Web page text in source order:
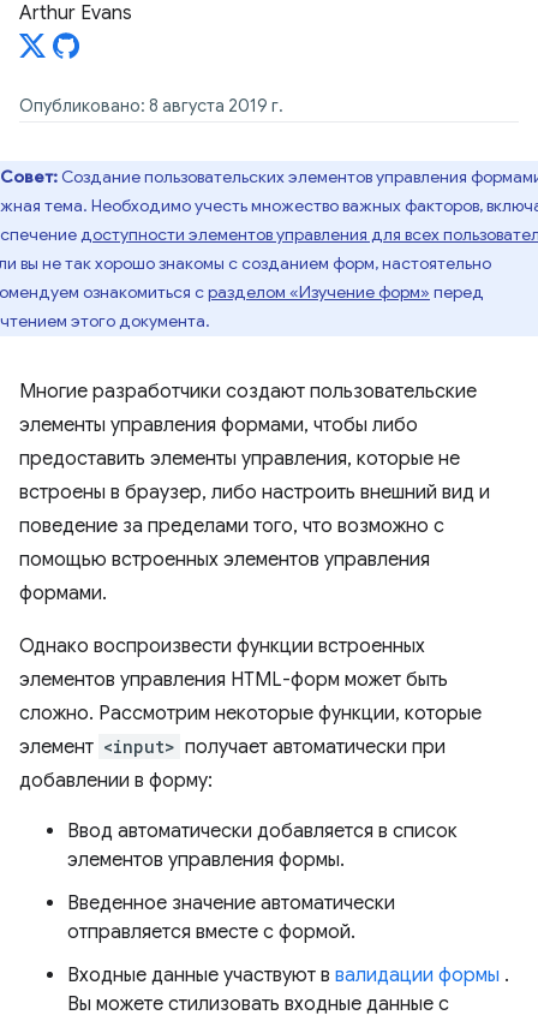
Arthur Evans
Опубликовано: 8 августа 2019 г.
Совет: Создание пользовательских элементов управления
тема. Необходимо учесть множество важных факторов,
доступности элементов управления для всех
вы не так хорошо знакомы с созданием форм, настоятельно
ознакомиться сразделом «Изучение форм» перед
этого документа.
Многие разработчики создают пользовательские
элементы управления формами, чтобы либо
предоставить элементы управления, которые не
встроены в браузер, либо настроить внешний вид и
поведение за пределами того, что возможно с
помощью встроенных элементов управления
формами.
Однако воспроизвести функции встроенных
элементов управления HTML-форм может быть
сложно. Рассмотрим некоторые функции, которые
элемент <input> получает автоматически при
добавлении в форму:
Ввод автоматически добавляется в список
элементов управления формы.
Введенное значение автоматически
отправляется вместе с формой.
Входные данные участвуют в валидации формы .
Вы можете стилизовать входные данные с